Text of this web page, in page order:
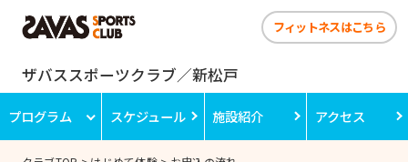
ザバススポーツクラブ／新松戸
フィットネスはこちら
プログラム スケジュール 施設紹介 アクセス